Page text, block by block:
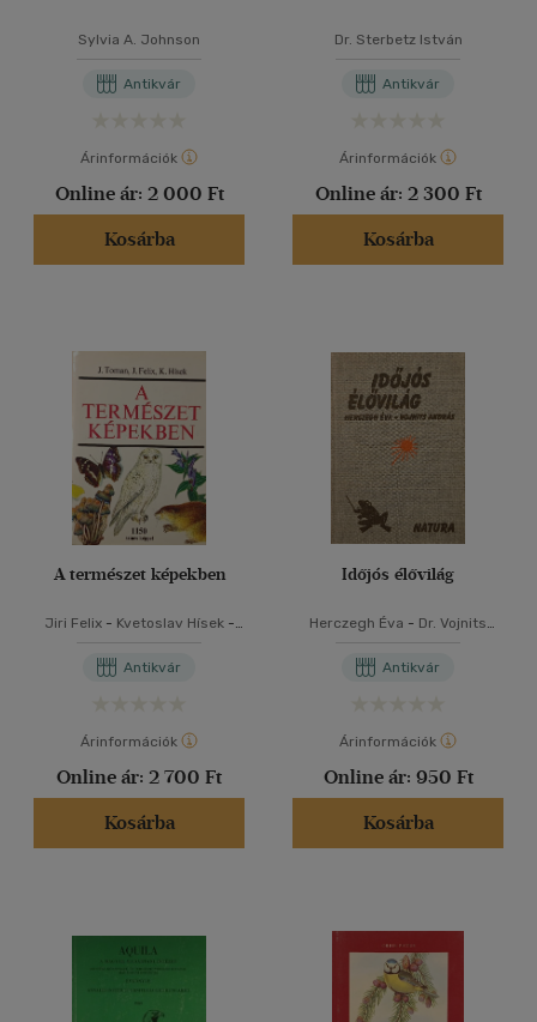
Sylvia A. Johnson
Antikvár
Árinformációk
Online ár: 2 000 Ft
Kosárba
Dr. Sterbetz István
Antikvár
Árinformációk
Online ár: 2 300 Ft
Kosárba
A természet képekben
Jiri Felix- Kvetoslav Hísek-
Antikvár
Árinformációk
Online ár: 2 700 Ft
Kosárba
Időjós élővilág
Herczegh Éva - Dr. Vojnits
Antikvár
Árinformációk
Online ár: 950 Ft
Kosárba